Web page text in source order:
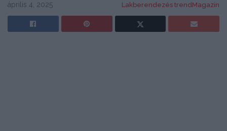
április 4, 2025 Lakberendezés trendMagazin